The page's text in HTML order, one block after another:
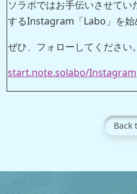
ソラボではお手伝いさせて
するInstagram「Labo」を始
ぜひ、フォローしてください。
start.note.solabo/Instagram
Back